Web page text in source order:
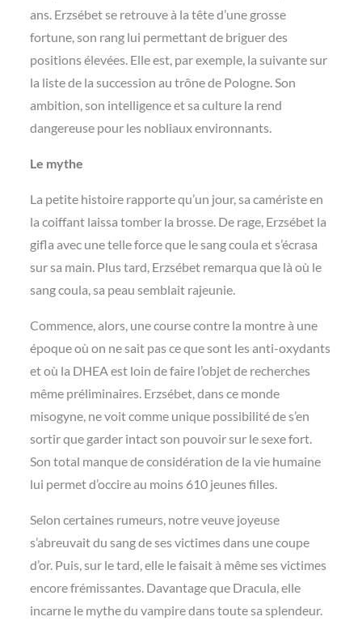
ans. Erzsébet se retrouve à la tête d’une grosse
fortune, son rang lui permettant de briguer des
positions élevées. Elle est, par exemple, la suivante sur
la liste de la succession au trône de Pologne. Son
ambition, son intelligence et sa culture la rend
dangereuse pour les nobliaux environnants.
Le mythe
La petite histoire rapporte qu’un jour, sa camériste en
la coiffant laissa tomber la brosse. De rage, Erzsébet la
gifla avec une telle force que le sang coula et s’écrasa
sur sa main. Plus tard, Erzsébet remarqua que là où le
sang coula, sa peau semblait rajeunie.
Commence, alors, une course contre la montre à une
époque où on ne sait pas ce que sont les anti-oxydants
et où la DHEA est loin de faire l’objet de recherches
même préliminaires. Erzsébet, dans ce monde
misogyne, ne voit comme unique possibilité de s’en
sortir que garder intact son pouvoir sur le sexe fort.
Son total manque de considération de la vie humaine
lui permet d’occire au moins 610 jeunes filles.
Selon certaines rumeurs, notre veuve joyeuse
s’abreuvait du sang de ses victimes dans une coupe
d’or. Puis, sur le tard, elle le faisait à même ses victimes
encore frémissantes. Davantage que Dracula, elle
incarne le mythe du vampire dans toute sa splendeur.